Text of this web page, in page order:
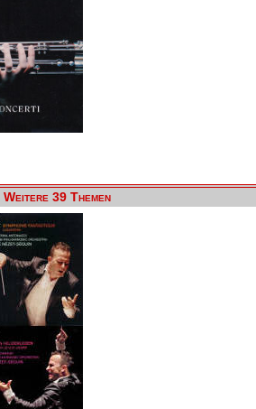
Weitere 39 Themen